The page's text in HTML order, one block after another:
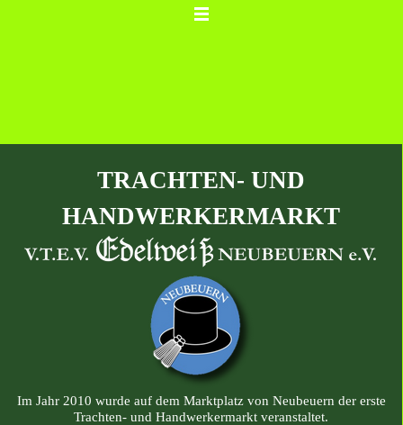
TRACHTEN- UND
HANDWERKERMARKT
Im Jahr 2010 wurde auf dem Marktplatz von Neubeuern der erste
Trachten- und Handwerkermarkt veranstaltet.